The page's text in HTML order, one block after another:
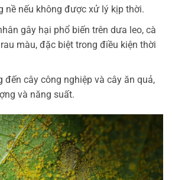
nề nếu không được xử lý kịp thời.
gây hại phổ biến trên dưa leo, cà
màu, đặc biệt trong điều kiện thời
đến cây công nghiệp và cây ăn quả,
và năng suất.